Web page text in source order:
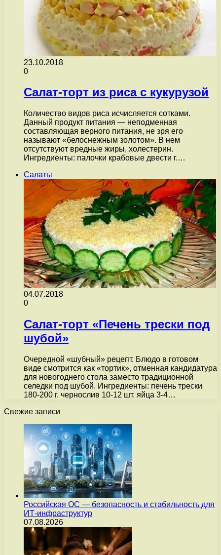
23.10.2018
0
Салат-торт из риса с кукурузой
Количество видов риса исчисляется сотками.
Данный продукт питания — неподменная
составляющая верного питания, не зря его
называют «белоснежным золотом». В нем
отсутствуют вредные жиры, холестерин.
Ингредиенты: палочки крабовые двести г.…
Салаты
04.07.2018
0
Салат-торт «Печень трески под
шубой»
Очередной «шубный» рецепт. Блюдо в готовом
виде смотрится как «тортик», отменная кандидатура
для новогоднего стола заместо традиционной
селедки под шубой. Ингредиенты: печень трески
180-200 г. чернослив 10-12 шт. яйца 3-4…
Свежие записи
Российская ОС — безопасность и стабильность для
ИТ-инфраструктур
07.08.2026